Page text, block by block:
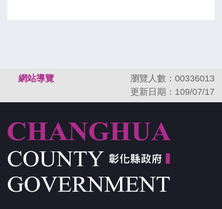
網站導覽
瀏覽人數：00336013
更新日期：109/07/17